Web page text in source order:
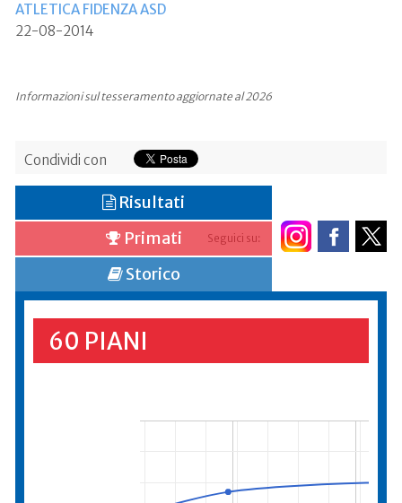
ATLETICA FIDENZA ASD
22-08-2014
Informazioni sul tesseramento aggiornate al 2026
Condividi con
Seguici su:
Risultati
Primati
Storico
60 PIANI